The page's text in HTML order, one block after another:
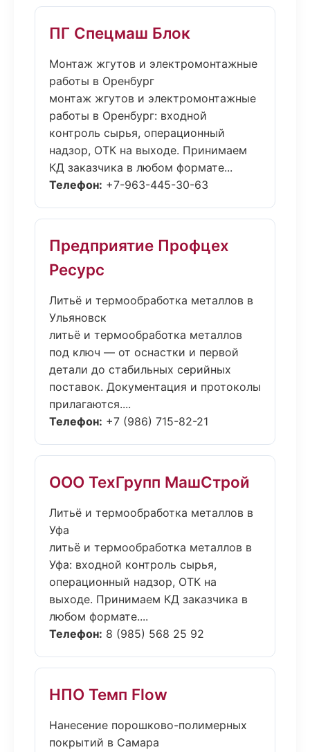
ПГ Спецмаш Блок
Монтаж жгутов и электромонтажные
работы в Оренбург
монтаж жгутов и электромонтажные
работы в Оренбург: входной
контроль сырья, операционный
надзор, ОТК на выходе. Принимаем
КД заказчика в любом формате...
Телефон: +7-963-445-30-63
Предприятие Профцех
Ресурс
Литьё и термообработка металлов в
Ульяновск
литьё и термообработка металлов
под ключ — от оснастки и первой
детали до стабильных серийных
поставок. Документация и протоколы
прилагаются....
Телефон: +7 (986) 715-82-21
ООО ТехГрупп МашСтрой
Литьё и термообработка металлов в
Уфа
литьё и термообработка металлов в
Уфа: входной контроль сырья,
операционный надзор, ОТК на
выходе. Принимаем КД заказчика в
любом формате....
Телефон: 8 (985) 568 25 92
НПО Темп Flow
Нанесение порошково-полимерных
покрытий в Самара